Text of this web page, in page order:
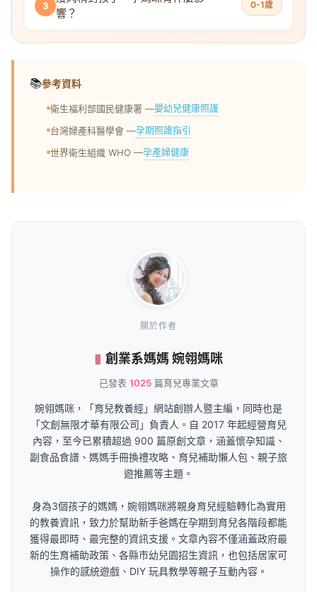
3
響？
0-1歲
📚參考資料
衛生福利部國民健康署 —嬰幼兒健康照護
台灣婦產科醫學會 —孕期照護指引
世界衛生組織 WHO —孕產婦健康
關於作者
創業系媽媽 婉翎媽咪
已發表 1025篇育兒專業文章
婉翎媽咪，「育兒教養經」網站創辦人暨主編，同時也是
「文創無限才華有限公司」負責人。自 2017 年起經營育兒
內容，至今已累積超過 900 篇原創文章，涵蓋懷孕知識、
副食品食譜、媽媽手冊換禮攻略、育兒補助懶人包、親子旅
遊推薦等主題。
身為3個孩子的媽媽，婉翎媽咪將親身育兒經驗轉化為實用
的教養資訊，致力於幫助新手爸媽在孕期到育兒各階段都能
獲得最即時、最完整的資訊支援。文章內容不僅涵蓋政府最
新的生育補助政策、各縣市幼兒園招生資訊，也包括居家可
操作的感統遊戲、DIY 玩具教學等親子互動內容。